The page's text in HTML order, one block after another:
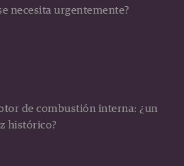
necesita urgentemente?
de combustión interna: ¿un
histórico?